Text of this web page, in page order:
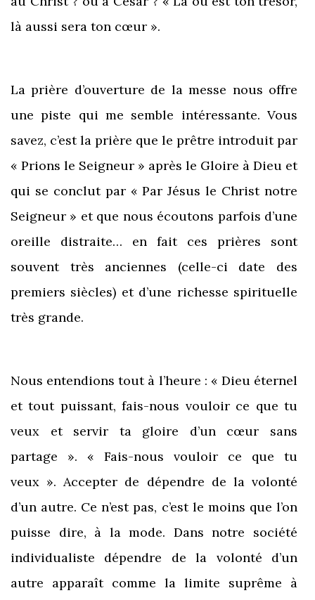
là aussi sera ton cœur ».
La prière d’ouverture de la messe nous offre
une piste qui me semble intéressante. Vous
savez, c’est la prière que le prêtre introduit par
« Prions le Seigneur » après le Gloire à Dieu et
qui se conclut par « Par Jésus le Christ notre
Seigneur » et que nous écoutons parfois d’une
oreille distraite… en fait ces prières sont
souvent très anciennes (celle-ci date des
premiers siècles) et d’une richesse spirituelle
très grande.
Nous entendions tout à l’heure : « Dieu éternel
et tout puissant, fais-nous vouloir ce que tu
veux et servir ta gloire d’un cœur sans
partage ». « Fais-nous vouloir ce que tu
veux ». Accepter de dépendre de la volonté
d’un autre. Ce n’est pas, c’est le moins que l’on
puisse dire, à la mode. Dans notre société
individualiste dépendre de la volonté d’un
autre apparaît comme la limite suprême à